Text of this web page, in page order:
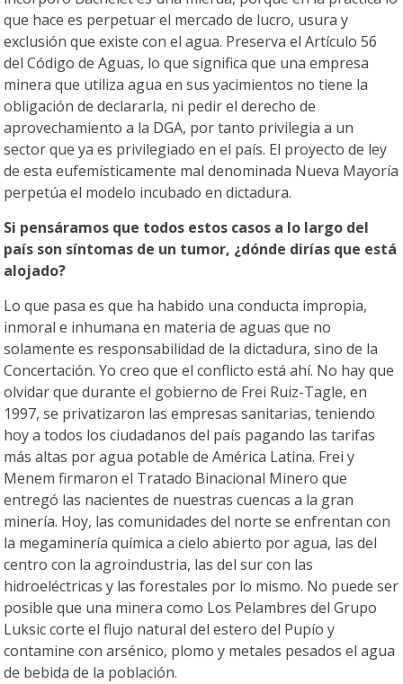
que hace es perpetuar el mercado de lucro, usura y
exclusión que existe con el agua. Preserva el Artículo 56
del Código de Aguas, lo que significa que una empresa
minera que utiliza agua en sus yacimientos no tiene la
obligación de declararla, ni pedir el derecho de
aprovechamiento a la DGA, por tanto privilegia a un
sector que ya es privilegiado en el país. El proyecto de ley
de esta eufemísticamente mal denominada Nueva Mayoría
perpetúa el modelo incubado en dictadura.
Si pensáramos que todos estos casos a lo largo del
país son síntomas de un tumor, ¿dónde dirías que está
alojado?
Lo que pasa es que ha habido una conducta impropia,
inmoral e inhumana en materia de aguas que no
solamente es responsabilidad de la dictadura, sino de la
Concertación. Yo creo que el conflicto está ahí. No hay que
olvidar que durante el gobierno de Frei Ruiz-Tagle, en
1997, se privatizaron las empresas sanitarias, teniendo
hoy a todos los ciudadanos del país pagando las tarifas
más altas por agua potable de América Latina. Frei y
Menem firmaron el Tratado Binacional Minero que
entregó las nacientes de nuestras cuencas a la gran
minería. Hoy, las comunidades del norte se enfrentan con
la megaminería química a cielo abierto por agua, las del
centro con la agroindustria, las del sur con las
hidroeléctricas y las forestales por lo mismo. No puede ser
posible que una minera como Los Pelambres del Grupo
Luksic corte el flujo natural del estero del Pupío y
contamine con arsénico, plomo y metales pesados el agua
de bebida de la población.